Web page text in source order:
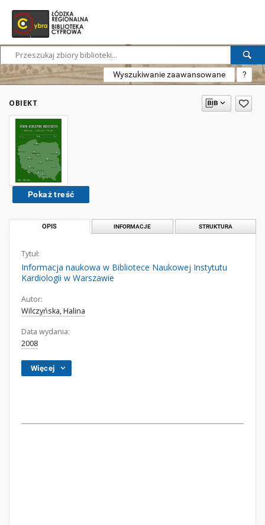
Wyszukiwanie zaawansowane ?
OBIEKT
Pokaż treść
OPIS INFORMACJE STRUKTURA
Tytuł:
Informacja naukowa w Bibliotece Naukowej Instytutu
Kardiologii w Warszawie
Autor:
Wilczyńska, Halina
Data wydania:
2008
Więcej